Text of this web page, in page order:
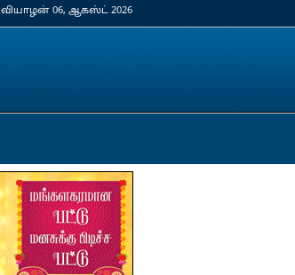
வியாழன் 06, ஆகஸ்ட் 2026